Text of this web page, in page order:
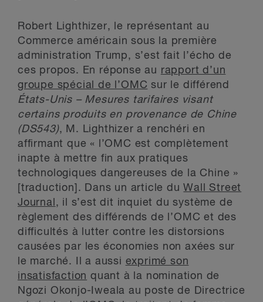
Robert Lighthizer, le représentant au
Commerce américain sous la première
administration Trump, s’est fait l’écho de
ces propos. En réponse au rapport d’un
groupe spécial de l’OMC sur le différend
États-Unis – Mesures tarifaires visant
certains produits en provenance de Chine
(DS543), M. Lighthizer a renchéri en
affirmant que « l’OMC est complètement
inapte à mettre fin aux pratiques
technologiques dangereuses de la Chine »
[traduction]. Dans un article duWall Street
Journal , il s’est dit inquiet du système de
règlement des différends de l’OMC et des
difficultés à lutter contre les distorsions
causées par les économies non axées sur
le marché. Il a aussi exprimé son
insatisfaction quant à la nomination de
Ngozi Okonjo-Iweala au poste de Directrice